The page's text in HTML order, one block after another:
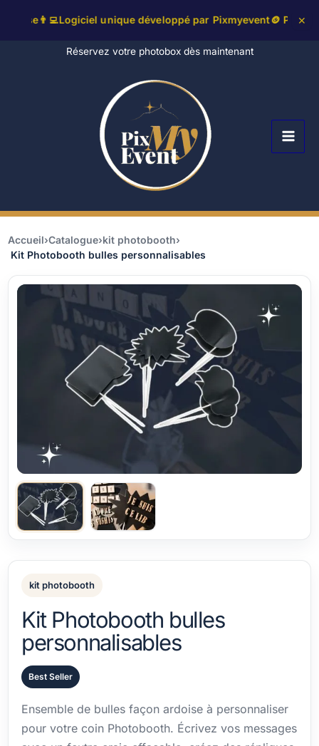
👨‍💻Logiciel unique développé par Pixmyevent🪙 Pack✕
Réservez votre photobox dès maintenant
Accueil›Catalogue›kit photobooth›
Kit Photobooth bulles personnalisables
kit photobooth
Kit Photobooth bulles
personnalisables
Best Seller
Ensemble de bulles façon ardoise à personnaliser
pour votre coin Photobooth. Écrivez vos messages